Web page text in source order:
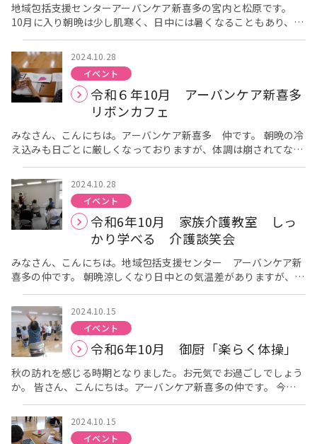
地域包括支援センターアーバンケア新喜多の宮内と松原です。
10月に入り朝晩は少し肌寒く、日中には暑くなることもあり、朝
晩の気温差が大きい日が増えてきていますが皆様お変わりなくお
過ごしですか？ 本日は10月25日に長田東会館で開催されまし
た、「楽らく体操」の様子をお伝えしたいと思います。 今回も感
染症予防の観点から三密を避けるために、13：30からと14:45か
らの２回に分け、窓の開放、入館時の検温、消毒、体操中のマス
クの着用、参加者間の距離確保などをしっかりと行いながら開催
させて頂きました。 当日は少し曇り空の午後でしたが、13:30か
らの部は12名、14:45からの部は8名の方が参加してくださいま
した。 講師は、いつも楽しく体操される、健康運動実践指導者の
前田真理子先生です。前田先生は身体を動かすときに筋肉や骨格
がどのように関係しているのか、運動をすることでどのような効
果があるかなどわかりやすく解説してくださいます。今月はリズ
ムに乗って身体を曲げる、伸ばす、ひねるなどダブルタスクを中
心とした運動メニューでの体操でした。2つの事を考えながら身
体を動かす事は脳への刺激も多いようで、皆さま少し苦戦しなが
ら運動に取り組まれておりました。 いつものように頭と体をほ
ぐす指運動から始まり、しっかりと時間をかけて体をほぐすスト
レッチを行いました。右手と左手で別の動きをしたり、両手、両
足で違う動きをするなど頭と身体の両方を鍛えていただきまし
た。また定番のスクワットでは、しっかりと姿勢を保持すること
の大切さや目線などに注意しながら行いました。 [caption
id="attachment_4270" align="alignnone" width="300"] し
っかりと身体が伸びていますね。[/caption] [caption
id="attachment_4272" align="alignnone" width="300"] タ
オルを使ってわかりやすく説明してくださいます。[/caption]
[caption id="attachment_4274" align="alignnone"
width="300"] 目線を下げないことがポイントだそうです。
[/caption] また最後にはザ・ピーナッツさんの「恋のフーガ」の
歌に合わせた体操を皆様で行いました。曲に合わせて大きく身体
2024.10.28
イベント
令和６年10月 アーバンケア新喜多
リボンカフェ
みなさん、こんにちは。アーバンケア新喜多 仲です。 朝晩の冷
え込みも日ごとに厳しくなっておりますが、体調は崩されてない
ですか。 今回は10月26日に開催されました、リボンカフェにつ
いて報告させていただきます。 今回は【ちぎり絵】に挑戦してい
ただきました。秋ということでテーマは【ブドウ】です。 台紙に
好きな大きさでイラストを描いて用紙を貼り付けていきます。
大きさはもちろん、用紙を細かくちぎり重ね合わせて立体的に仕
上げている方や、一粒一粒ちがう色で構成している方など、色々
なぶどうができ、見ていてとても面白かったです。 作品作りの
後に体組成計で体重測定を行わせていただき、前回との比較でご
自身の身体の状態を確認されていました。 「リボンカフェ」は認
知症当事者の方はもちろんですが、地域の方にも参加していただ
く事で、認知症であっても、いつまでも住み慣れた地域で生活を
続けていただけるように、地域のつながりの場になればと開催さ
せていただいています。 次回は11月16日土曜日 13:30から御厨
会館で開催の予定です。参加定員を15名とさせていただいており
ますので、参加ご希望の方は地域包括支援センターアーバンケア
新喜多（06-6784-0001）までご確認いただければ幸いです。ご
参加をお待ちいたしております。
2024.10.28
イベント
令和6年10月 家族介護教室 しっ
かり学べる 介護談笑会
みなさん、こんにちは。地域包括支援センター アーバンケア新
喜多の仲です。 朝晩涼しくなり日中との気温差がありますが、体
調崩さずにお過ごしでしょうか。 今回は、10月26日(土)に東大
阪Mビルで開催した家族介護教室「しっかり学べる介護談笑会」
の様子を報告します。 本日は8名の方に参加していただきまし
た。 今回は「災害に対しての備え」について、管理者の髙平より
お話させていただきました。 みなさんのお家には災害用の備蓄は
ありますか？ 最近は味にもこだわった缶詰・レトルト食品や、水
だけで調理できるアルファ化米といった備蓄用食品も発売されて
います。 普段から少し多めに加工品をストックしておき、日常生
活で備蓄を使用し常に新しいものをに入れ替えていく方法をロー
リングストックと言います。 ローリングストックを行うことで、
いざというときの賞味期限切れを防いだり、災害時も日常生活に
2024.10.15
イベント
令和6年10月 御厨「楽らく体操」
秋の訪れを感じる時期となりました。お元気でお過ごしでしょう
か。 皆さん、こんにちは。アーバンケア新喜多の仲です。 今回
は10月11日に御厨会館で開催された「御厨楽らく体操」につい
て報告します。 当日は25名の方に参加してくださいました。 講
師は、いつも楽しく体操される健康運動実践指導者の前田真理子
2024.10.15
イベント